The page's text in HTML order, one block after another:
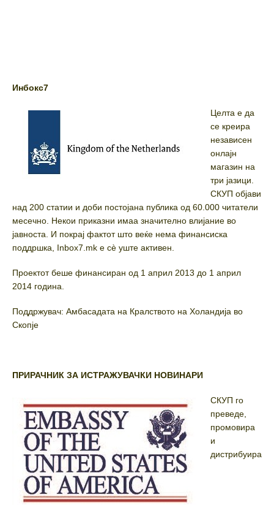
Инбокс7
Целта е да
се креира
независен
онлајн
магазин на
три јазици.
СКУП објави
над 200 статии и доби постојана публика од 60.000 читатели
месечно. Некои приказни имаа значително влијание во
јавноста. И покрај фактот што веќе нема финансиска
поддршка, Inbox7.mk е сè уште активен.
Проектот беше финансиран од 1 април 2013 до 1 април
2014 година.
Поддржувач: Амбасадата на Кралството на Холандија во
Скопје
ПРИРАЧНИК ЗА ИСТРАЖУВАЧКИ НОВИНАРИ
СКУП го
преведе,
промовира
и
дистрибуира